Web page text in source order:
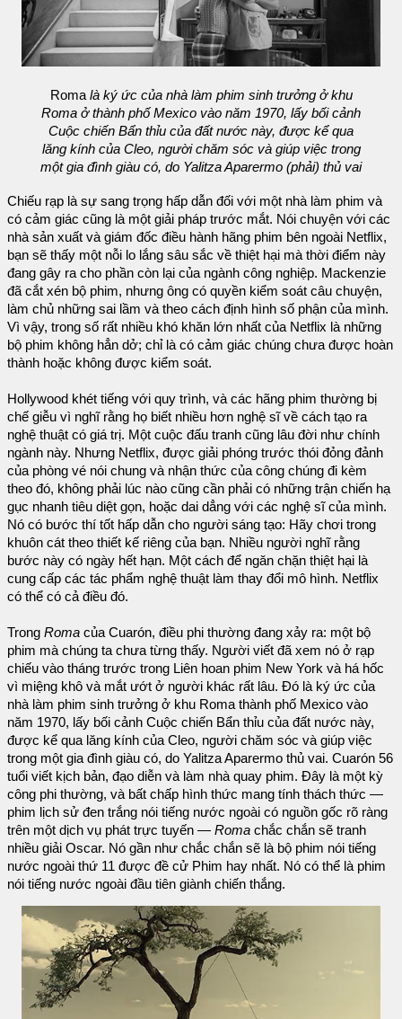
Roma là ký ức của nhà làm phim sinh trưởng ở khu
Roma ở thành phố Mexico vào năm 1970, lấy bối cảnh
Cuộc chiến Bẩn thỉu của đất nước này, được kể qua
lăng kính của Cleo, người chăm sóc và giúp việc trong
một gia đình giàu có, do Yalitza Aparermo (phải) thủ vai
Chiếu rạp là sự sang trọng hấp dẫn đối với một nhà làm phim và
có cảm giác cũng là một giải pháp trước mắt. Nói chuyện với các
nhà sản xuất và giám đốc điều hành hãng phim bên ngoài Netflix,
bạn sẽ thấy một nỗi lo lắng sâu sắc về thiệt hại mà thời điểm này
đang gây ra cho phần còn lại của ngành công nghiệp. Mackenzie
đã cắt xén bộ phim, nhưng ông có quyền kiểm soát câu chuyện,
làm chủ những sai lầm và theo cách định hình số phận của mình.
Vì vậy, trong số rất nhiều khó khăn lớn nhất của Netflix là những
bộ phim không hẳn dở; chỉ là có cảm giác chúng chưa được hoàn
thành hoặc không được kiểm soát.
Hollywood khét tiếng với quy trình, và các hãng phim thường bị
chế giễu vì nghĩ rằng họ biết nhiều hơn nghệ sĩ về cách tạo ra
nghệ thuật có giá trị. Một cuộc đấu tranh cũng lâu đời như chính
ngành này. Nhưng Netflix, được giải phóng trước thói đỏng đảnh
của phòng vé nói chung và nhận thức của công chúng đi kèm
theo đó, không phải lúc nào cũng cần phải có những trận chiến hạ
gục nhanh tiêu diệt gọn, hoặc dai dẳng với các nghệ sĩ của mình.
Nó có bước thí tốt hấp dẫn cho người sáng tạo: Hãy chơi trong
khuôn cát theo thiết kế riêng của bạn. Nhiều người nghĩ rằng
bước này có ngày hết hạn. Một cách để ngăn chặn thiệt hại là
cung cấp các tác phẩm nghệ thuật làm thay đổi mô hình. Netflix
có thể có cả điều đó.
Trong Roma của Cuarón, điều phi thường đang xảy ra: một bộ
phim mà chúng ta chưa từng thấy. Người viết đã xem nó ở rạp
chiếu vào tháng trước trong Liên hoan phim New York và há hốc
vì miệng khô và mắt ướt ở người khác rất lâu. Đó là ký ức của
nhà làm phim sinh trưởng ở khu Roma thành phố Mexico vào
năm 1970, lấy bối cảnh Cuộc chiến Bẩn thỉu của đất nước này,
được kể qua lăng kính của Cleo, người chăm sóc và giúp việc
trong một gia đình giàu có, do Yalitza Aparermo thủ vai. Cuarón 56
tuổi viết kịch bản, đạo diễn và làm nhà quay phim. Đây là một kỳ
công phi thường, và bất chấp hình thức mang tính thách thức —
phim lịch sử đen trắng nói tiếng nước ngoài có nguồn gốc rõ ràng
trên một dịch vụ phát trực tuyến — Roma chắc chắn sẽ tranh
nhiều giải Oscar. Nó gần như chắc chắn sẽ là bộ phim nói tiếng
nước ngoài thứ 11 được đề cử Phim hay nhất. Nó có thể là phim
nói tiếng nước ngoài đầu tiên giành chiến thắng.